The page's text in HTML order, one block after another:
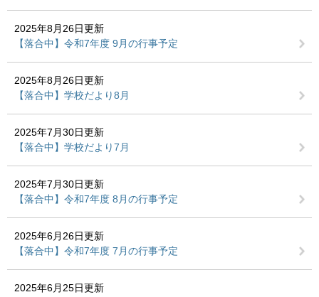
2025年8月26日更新
【落合中】令和7年度 9月の行事予定
2025年8月26日更新
【落合中】学校だより8月
2025年7月30日更新
【落合中】学校だより7月
2025年7月30日更新
【落合中】令和7年度 8月の行事予定
2025年6月26日更新
【落合中】令和7年度 7月の行事予定
2025年6月25日更新